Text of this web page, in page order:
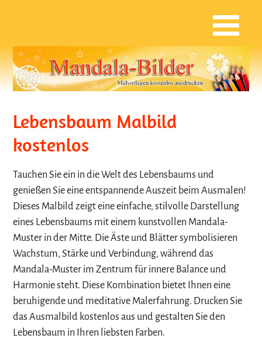
Lebensbaum Malbild
kostenlos
Tauchen Sie ein in die Welt des Lebensbaums und
genießen Sie eine entspannende Auszeit beim Ausmalen!
Dieses Malbild zeigt eine einfache, stilvolle Darstellung
eines Lebensbaums mit einem kunstvollen Mandala-
Muster in der Mitte. Die Äste und Blätter symbolisieren
Wachstum, Stärke und Verbindung, während das
Mandala-Muster im Zentrum für innere Balance und
Harmonie steht. Diese Kombination bietet Ihnen eine
beruhigende und meditative Malerfahrung. Drucken Sie
das Ausmalbild kostenlos aus und gestalten Sie den
Lebensbaum in Ihren liebsten Farben.